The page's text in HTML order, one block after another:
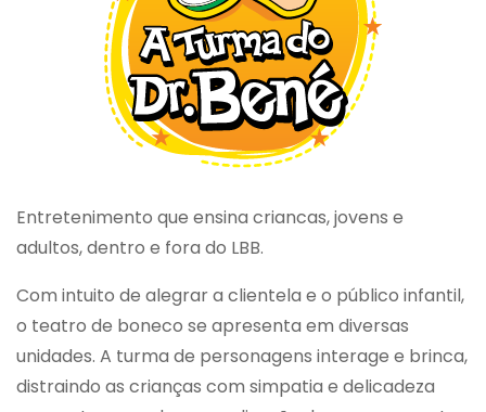
Entretenimento que ensina criancas, jovens e
adultos, dentro e fora do LBB.
Com intuito de alegrar a clientela e o público infantil,
o teatro de boneco se apresenta em diversas
unidades. A turma de personagens interage e brinca,
distraindo as crianças com simpatia e delicadeza